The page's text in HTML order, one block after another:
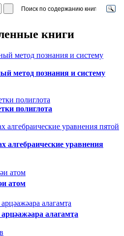
книги
метод познания и систему
полиглота
алгебраические уравнения
атом
алагамҭа